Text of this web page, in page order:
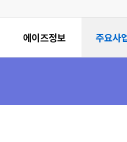
에이즈정보 주요사